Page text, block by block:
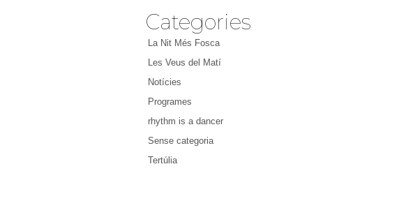
Categories
La Nit Més Fosca
Les Veus del Matí
Notícies
Programes
rhythm is a dancer
Sense categoria
Tertúlia